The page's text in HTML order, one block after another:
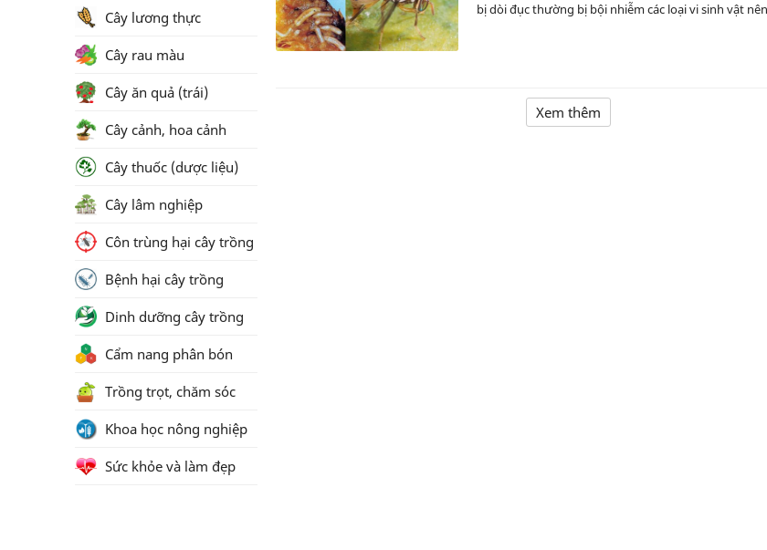
bị dòi đục thường bị bội nhiễm các loại vi sinh vật
Xem thêm
Cây lương thực
Cây rau màu
Cây ăn quả (trái)
Cây cảnh, hoa cảnh
Cây thuốc (dược liệu)
Cây lâm nghiệp
Côn trùng hại cây trồng
Bệnh hại cây trồng
Dinh dưỡng cây trồng
Cẩm nang phân bón
Trồng trọt, chăm sóc
Khoa học nông nghiệp
Sức khỏe và làm đẹp